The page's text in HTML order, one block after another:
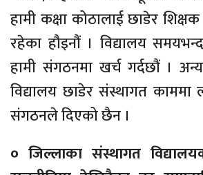
हामी कक्षा कोठालाई छाडेर
रहेका हौइनौं । विद्यालय
हामी संगठनमा खर्च गर्दछौं ।
विद्यालय छाडेर संस्थागत काममा
संगठनले दिएको छैन ।
० जिल्लाका संस्थागत